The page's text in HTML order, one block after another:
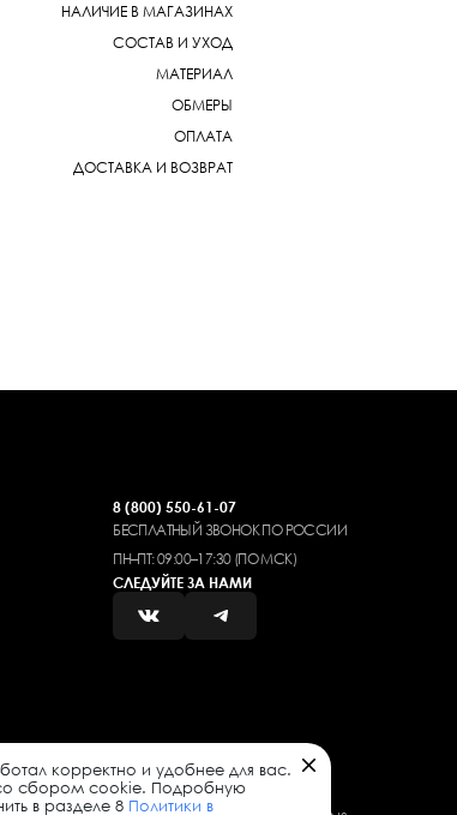
НАЛИЧИЕ В МАГАЗИНАХ
СОСТАВ И УХОД
МАТЕРИАЛ
ОБМЕРЫ
ОПЛАТА
ДОСТАВКА И ВОЗВРАТ
8 (800) 550-61-07
БЕСПЛАТНЫЙ ЗВОНОК ПО РОССИИ
ПН–ПТ: 09:00–17:30 (ПО МСК)
СЛЕДУЙТЕ ЗА НАМИ
корректно и удобнее для вас.
сбором cookie. Подробную
в разделе 8 Политики в